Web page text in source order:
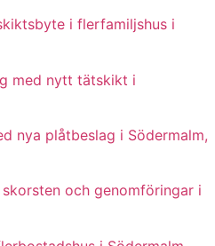
i flerfamiljshus i
med nytt tätskikt i
nya plåtbeslag i Södermalm,
och genomföringar i